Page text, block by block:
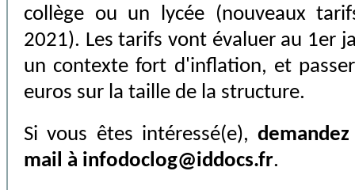
collège ou un lycée (nouveaux
2021). Les tarifs vont évaluer au 1er
un contexte fort d'inflation, et
euros sur la taille de la structure.
Si vous êtes intéressé(e),
mail à infodoclog@iddocs.fr.